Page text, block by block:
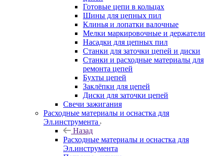
Готовые цепи в кольцах
Шины для цепных пил
Клинья и лопатки валочные
Мелки маркировочные и держатели
Насадки для цепных пил
Станки для заточки цепей и диски
Станки и расходные материалы для
ремонта цепей
Бухты цепей
Заклёпки для цепей
Диски для заточки цепей
Свечи зажигания
Расходные материалы и оснастка для
Эл.инструмента
Назад
Расходные материалы и оснастка для
Эл.инструмента